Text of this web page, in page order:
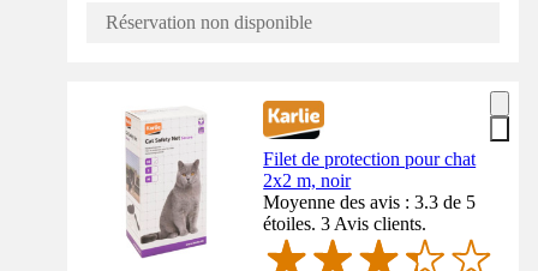
Réservation non disponible
Filet de protection pour chat
2x2 m, noir
Moyenne des avis : 3.3 de 5
étoiles. 3 Avis clients.